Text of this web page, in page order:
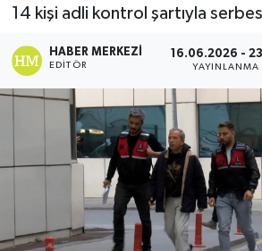
14 kişi adli kontrol şartıyla serbest
HABER MERKEZI
EDITÖR
16.06.2026 -
YAYINLANMA
Eğitim
Ekonomi
Eleman
Emlak
Gündem
Haber Arşivi